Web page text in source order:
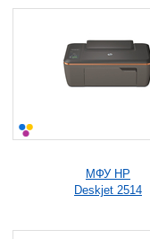
МФУ HP
Deskjet 2514